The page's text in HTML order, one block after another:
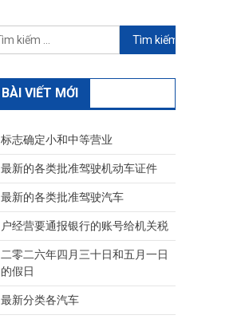
Tìm
kiếm
BÀI VIẾT MỚI
标志确定小和中等营业
最新的各类批准驾驶机动车证件
最新的各类批准驾驶汽车
户经营要通报银行的账号给机关税
二零二六年四月三十日和五月一日
的假日
最新分类各汽车